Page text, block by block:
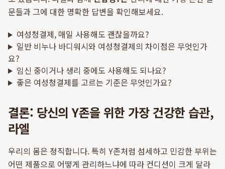
문들과 그에 대한 명확한 답변을 확인해보세요.
여성청결제, 매일 사용해도 괜찮을까요?
일반 비누나 바디워시와 여성청결제의 차이점은 무엇인가
요?
임신 중이거나 생리 중에도 사용해도 되나요?
좋은 여성청결제를 고르는 기준은 무엇인가요?
결론: 당신의 Y존을 위한 가장 건강한 습관,
라엘
우리의 몸은 정직합니다. 특히 Y존처럼 섬세하고 민감한 부위는
어떤 제품으로 어떻게 관리하느냐에 따라 컨디션이 크게 달라